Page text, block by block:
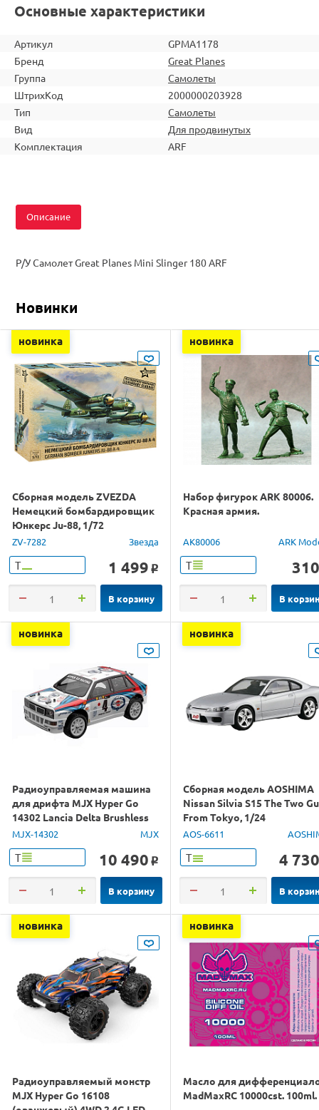
Основные характеристики
Артикул
GPMA1178
Бренд
Great Planes
Группа
Самолеты
ШтрихКод
2000000203928
Тип
Самолеты
Вид
Для продвинутых
Комплектация
ARF
Описание
Р/У Самолет Great Planes Mini Slinger 180 ARF
Новинки
новинка
Сборная модель ZVEZDA
Немецкий бомбардировщик
Юнкерс Ju-88, 1/72
ZV-7282 Звезда
Т 1 499 o
В корзину
новинка
Набор фигурок ARK 80006.
Красная армия.
AK80006 ARK
Т 310
В
новинка
Радиоуправляемая машина
для дрифта MJX Hyper Go
14302 Lancia Delta Brushless
4WD 2.4G LED 1/14 RTR
MJX-14302 MJX
Т 10 490 o
В корзину
новинка
Сборная модель AOSHIMA
Nissan Silvia S15 The Two
From Tokyo, 1/24
AOS-6611
Т 4 730
В
новинка
Радиоуправляемый монстр
MJX Hyper Go 16108
новинка
Масло для
MadMaxRC 10000cst. 100ml.